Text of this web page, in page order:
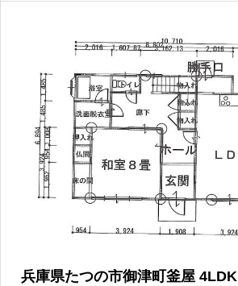
兵庫県たつの市御津町釜屋 4LDK